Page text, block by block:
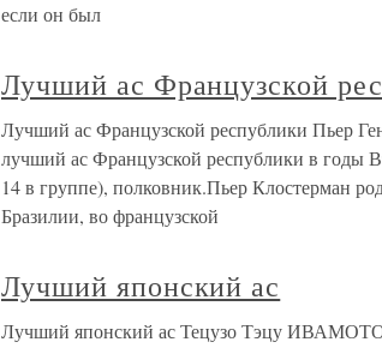
если он был
Лучший ас Французской
Лучший ас Французской республики
лучший ас Французской республики в годы
14 в группе), полковник.Пьер Клостерман
Бразилии, во французской
Лучший японский ас
Лучший японский ас Тецузо Тэцу